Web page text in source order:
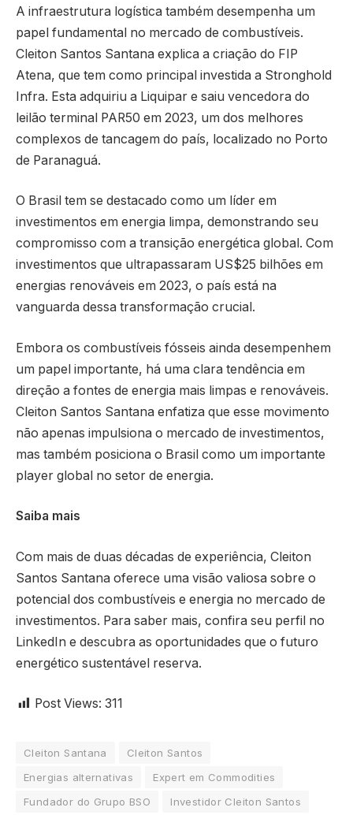
A infraestrutura logística também desempenha um
papel fundamental no mercado de combustíveis.
Cleiton Santos Santana explica a criação do FIP
Atena, que tem como principal investida a Stronghold
Infra. Esta adquiriu a Liquipar e saiu vencedora do
leilão terminal PAR50 em 2023, um dos melhores
complexos de tancagem do país, localizado no Porto
de Paranaguá.
O Brasil tem se destacado como um líder em
investimentos em energia limpa, demonstrando seu
compromisso com a transição energética global. Com
investimentos que ultrapassaram US$25 bilhões em
energias renováveis em 2023, o país está na
vanguarda dessa transformação crucial.
Embora os combustíveis fósseis ainda desempenhem
um papel importante, há uma clara tendência em
direção a fontes de energia mais limpas e renováveis.
Cleiton Santos Santana enfatiza que esse movimento
não apenas impulsiona o mercado de investimentos,
mas também posiciona o Brasil como um importante
player global no setor de energia.
Saiba mais
Com mais de duas décadas de experiência, Cleiton
Santos Santana oferece uma visão valiosa sobre o
potencial dos combustíveis e energia no mercado de
investimentos. Para saber mais, confira seu perfil no
LinkedIn e descubra as oportunidades que o futuro
energético sustentável reserva.
Post Views: 311
Cleiton Santana
Cleiton Santos
Energias alternativas
Expert em Commodities
Fundador do Grupo BSO
Investidor Cleiton Santos